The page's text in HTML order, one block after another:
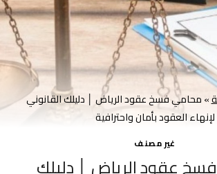
»محامي فسخ عقود الرياض │ دليلك القانوني
لإنهاء العقود بأمان واحترافية
غير مصنف
عقود الرياض │ دليلك